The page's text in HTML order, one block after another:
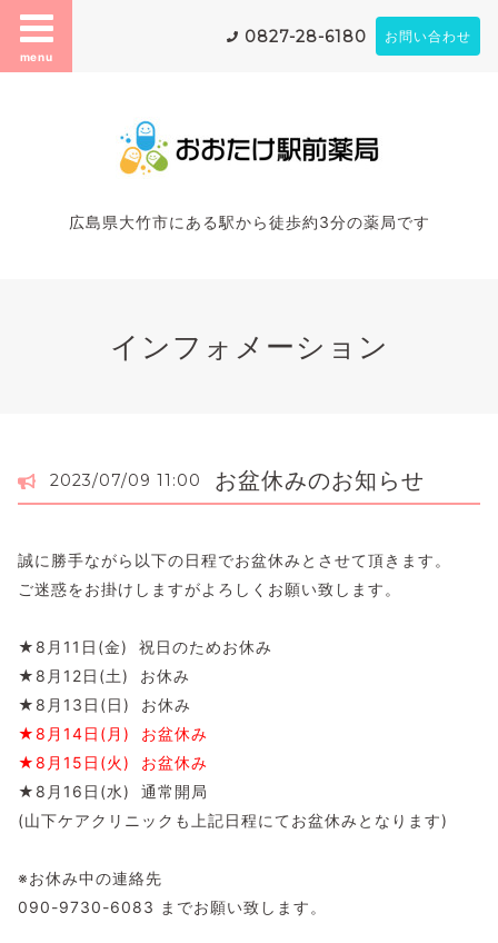
menu
0827-28-6180 お問い合わせ
広島県大竹市にある駅から徒歩約3分の薬局です
インフォメーション
2023/07/09 11:00 お盆休みのお知らせ
誠に勝手ながら以下の日程でお盆休みとさせて頂きます。
ご迷惑をお掛けしますがよろしくお願い致します。
★8月11日(金) 祝日のためお休み
★8月12日(土) お休み
★8月13日(日) お休み
★8月14日(月) お盆休み
★8月15日(火) お盆休み
★8月16日(水) 通常開局
(山下ケアクリニックも上記日程にてお盆休みとなります)
※お休み中の連絡先
090-9730-6083 までお願い致します。